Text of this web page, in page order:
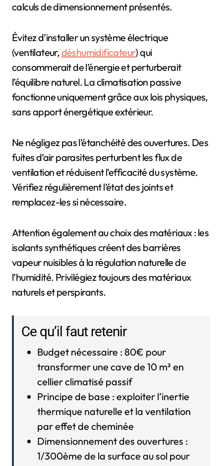
calculs de dimensionnement présentés.
Évitez d’installer un système électrique
(ventilateur,déshumidificateur) qui
consommerait de l’énergie et perturberait
l’équilibre naturel. La climatisation passive
fonctionne uniquement grâce aux lois physiques,
sans apport énergétique extérieur.
Ne négligez pas l’étanchéité des ouvertures. Des
fuites d’air parasites perturbent les flux de
ventilation et réduisent l’efficacité du système.
Vérifiez régulièrement l’état des joints et
remplacez-les si nécessaire.
Attention également au choix des matériaux : les
isolants synthétiques créent des barrières
vapeur nuisibles à la régulation naturelle de
l’humidité. Privilégiez toujours des matériaux
naturels et perspirants.
Ce qu’il faut retenir
Budget nécessaire : 80€ pour
transformer une cave de 10 m² en
cellier climatisé passif
Principe de base : exploiter l’inertie
thermique naturelle et la ventilation
par effet de cheminée
Dimensionnement des ouvertures :
1/300ème de la surface au sol pour